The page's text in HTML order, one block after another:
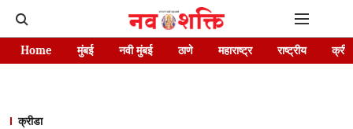
Home मुंबई नवी मुंबई ठाणे महाराष्ट्र राष्ट्रीय
क्रीडा